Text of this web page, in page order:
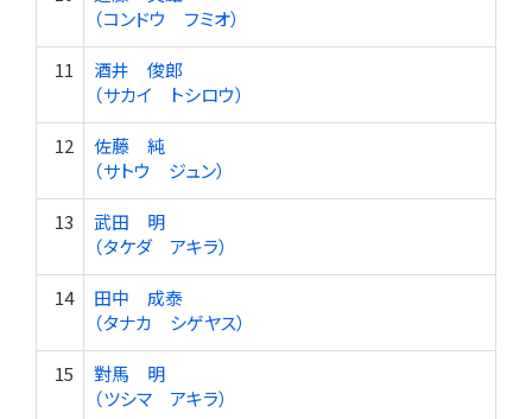
（コンドウ フミオ）
11
酒井 俊郎
（サカイ トシロウ）
12
佐藤 純
（サトウ ジュン）
13
武田 明
（タケダ アキラ）
14
田中 成泰
（タナカ シゲヤス）
15
對馬 明
（ツシマ アキラ）